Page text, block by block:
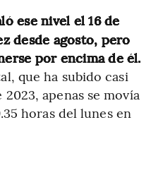
ese nivel el 16 de
desde agosto, pero
por encima de él.
que ha subido casi
apenas se movía
horas del lunes en